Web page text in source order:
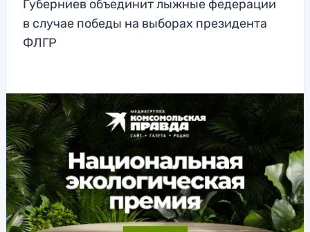
Губерниев объединит лыжные федерации
в случае победы на выборах президента
ФЛГР